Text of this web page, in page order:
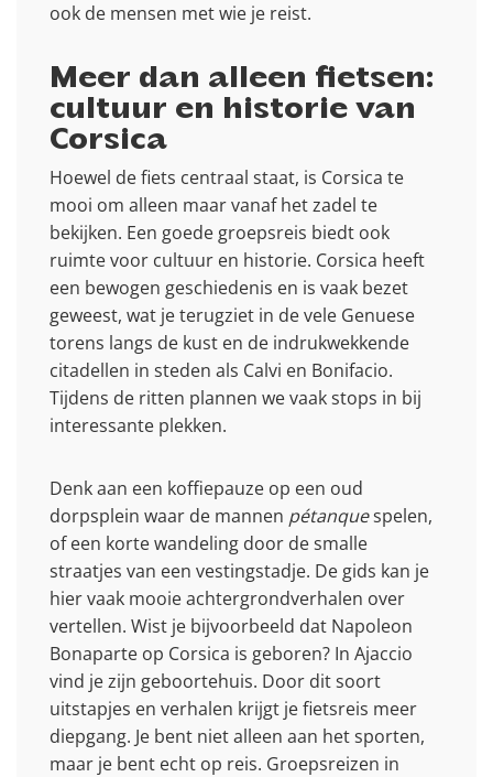
ook de mensen met wie je reist.
Meer dan alleen fietsen:
cultuur en historie van
Corsica
Hoewel de fiets centraal staat, is Corsica te
mooi om alleen maar vanaf het zadel te
bekijken. Een goede groepsreis biedt ook
ruimte voor cultuur en historie. Corsica heeft
een bewogen geschiedenis en is vaak bezet
geweest, wat je terugziet in de vele Genuese
torens langs de kust en de indrukwekkende
citadellen in steden als Calvi en Bonifacio.
Tijdens de ritten plannen we vaak stops in bij
interessante plekken.
Denk aan een koffiepauze op een oud
dorpsplein waar de mannen pétanquespelen,
of een korte wandeling door de smalle
straatjes van een vestingstadje. De gids kan je
hier vaak mooie achtergrondverhalen over
vertellen. Wist je bijvoorbeeld dat Napoleon
Bonaparte op Corsica is geboren? In Ajaccio
vind je zijn geboortehuis. Door dit soort
uitstapjes en verhalen krijgt je fietsreis meer
diepgang. Je bent niet alleen aan het sporten,
maar je bent echt op reis. Groepsreizen in